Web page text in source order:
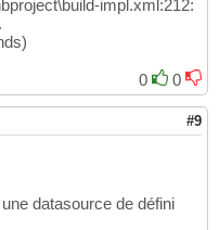
impl.xml:212:
0
0
#9
datasource de défini